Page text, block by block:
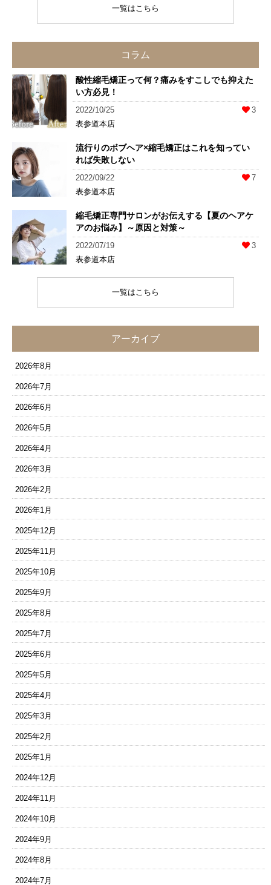
一覧はこちら
コラム
酸性縮毛矯正って何？痛みをすこしでも抑えた
い方必見！
2022/10/25
3
表参道本店
流行りのボブヘア×縮毛矯正はこれを知ってい
れば失敗しない
2022/09/22
7
表参道本店
縮毛矯正専門サロンがお伝えする【夏のヘアケ
アのお悩み】～原因と対策～
2022/07/19
3
表参道本店
一覧はこちら
アーカイブ
2026年8月
2026年7月
2026年6月
2026年5月
2026年4月
2026年3月
2026年2月
2026年1月
2025年12月
2025年11月
2025年10月
2025年9月
2025年8月
2025年7月
2025年6月
2025年5月
2025年4月
2025年3月
2025年2月
2025年1月
2024年12月
2024年11月
2024年10月
2024年9月
2024年8月
2024年7月